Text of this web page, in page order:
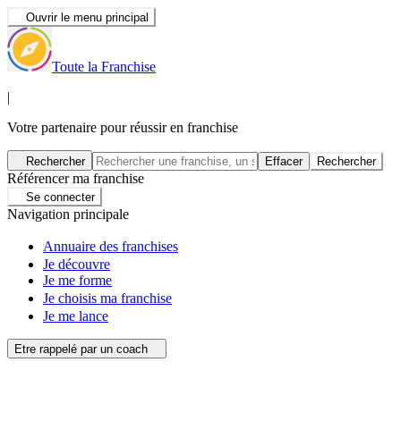
Ouvrir le menu principal
Toute la Franchise
|
Votre partenaire pour réussir en franchise
Rechercher Effacer Rechercher
Référencer ma franchise
Se connecter
Navigation principale
Annuaire des franchises
Je découvre
Je me forme
Je choisis ma franchise
Je me lance
Etre rappelé par un coach